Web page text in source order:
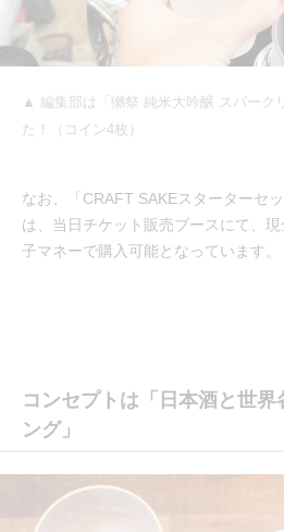
▲ 編集部は「獺祭 純米大吟醸 スパーク
た！（コイン4枚）
なお、「CRAFT SAKEスターターセ
は、当日チケット販売ブースにて、
子マネーで購入可能となっています。
コンセプトは「日本酒と世界
ング」